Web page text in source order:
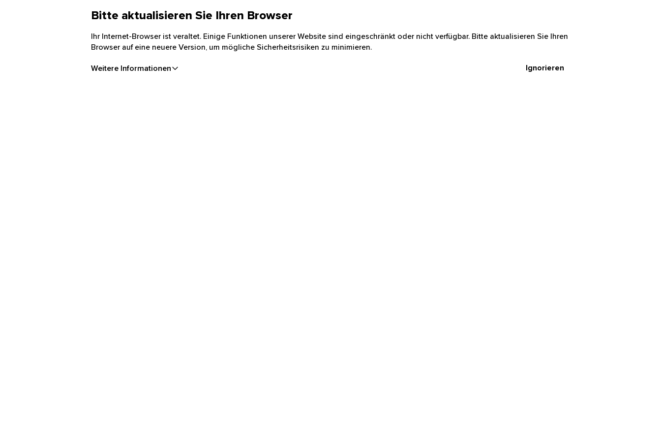
Bitte aktualisieren Sie Ihren Browser
Ihr Internet-Browser ist veraltet. Einige Funktionen unserer Website sind eingeschränkt oder nicht verfügbar. Bitte aktualisieren Sie Ihren
Browser auf eine neuere Version, um mögliche Sicherheitsrisiken zu minimieren.
Weitere Informationen Ignorieren